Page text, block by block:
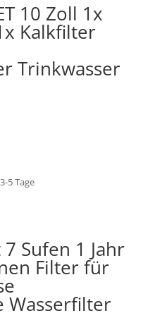
10 Zoll 1x
Kalkfilter
Trinkwasser
5 Tage
Sufen 1 Jahr
Filter für
Wasserfilter